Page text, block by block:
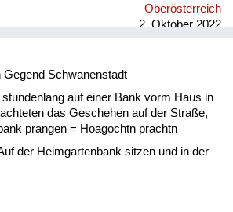
Oberösterreich
2. Oktober 2022
Schwanenstadt
auf einer Bank vorm Haus in
das Geschehen auf der Straße,
prangen = Hoagochtn prachtn
der Heimgartenbank sitzen und in der